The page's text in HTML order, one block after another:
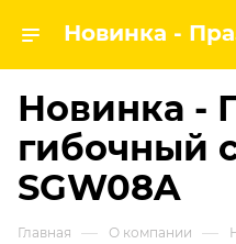
Новинка -
гибочный
SGW08A
Главная — О компании —